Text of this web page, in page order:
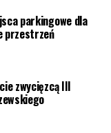
parkingowe dla
przestrzeń
zwycięzcą III